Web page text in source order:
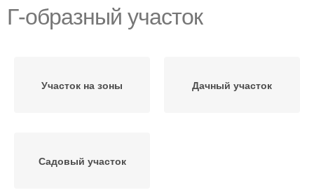
Г-образный участок
Участок на зоны Дачный участок
Садовый участок